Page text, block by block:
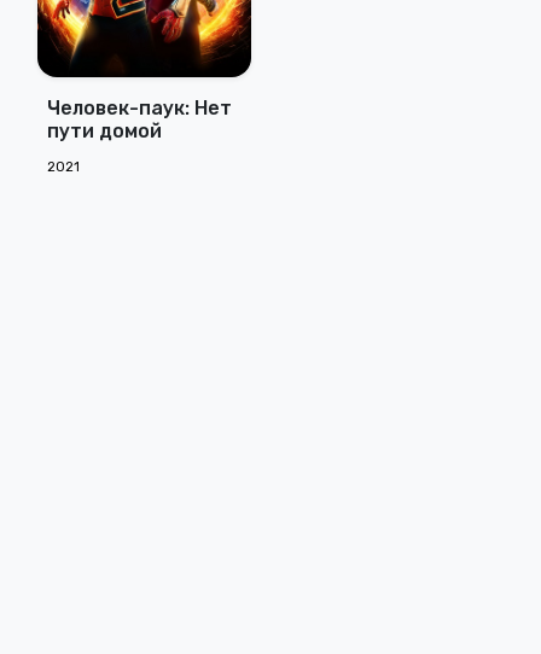
Человек-паук: Нет
пути домой
2021